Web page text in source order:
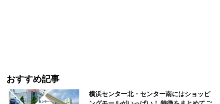
おすすめ記事
横浜センター北・センター南にはショッピ